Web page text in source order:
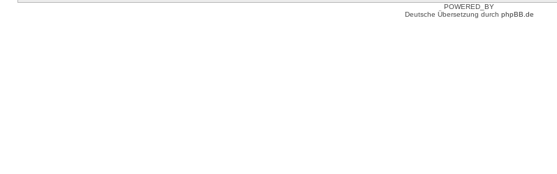
POWERED_BY
Deutsche Übersetzung durch phpBB.de